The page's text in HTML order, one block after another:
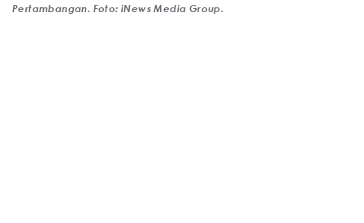
Pertambangan. Foto: iNews Media Group.